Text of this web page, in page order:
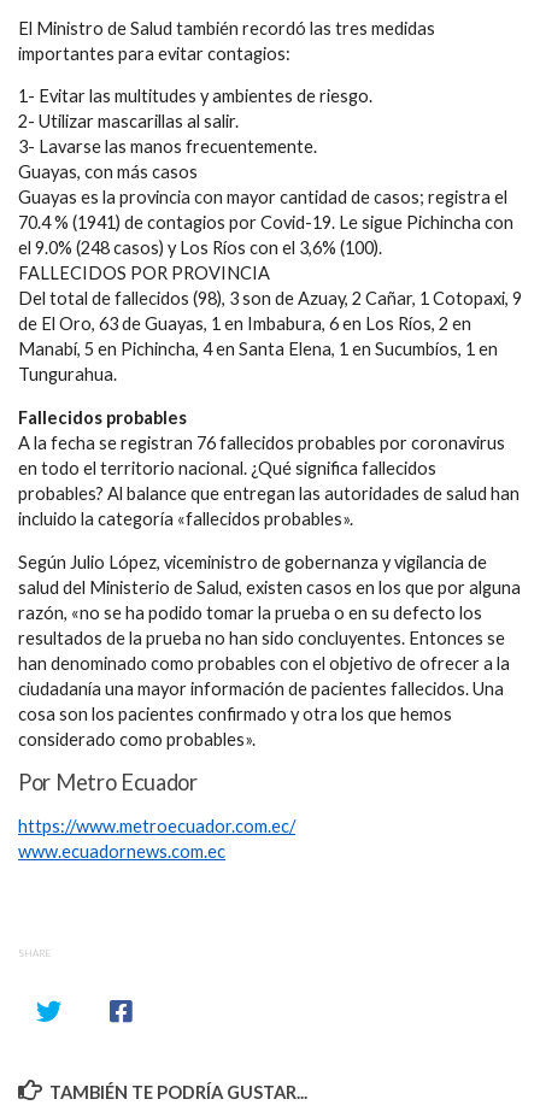
El Ministro de Salud también recordó las tres medidas
importantes para evitar contagios:
1- Evitar las multitudes y ambientes de riesgo.
2- Utilizar mascarillas al salir.
3- Lavarse las manos frecuentemente.
Guayas, con más casos
Guayas es la provincia con mayor cantidad de casos; registra el
70.4 % (1941) de contagios por Covid-19. Le sigue Pichincha con
el 9.0% (248 casos) y Los Ríos con el 3,6% (100).
FALLECIDOS POR PROVINCIA
Del total de fallecidos (98), 3 son de Azuay, 2 Cañar, 1 Cotopaxi, 9
de El Oro, 63 de Guayas, 1 en Imbabura, 6 en Los Ríos, 2 en
Manabí, 5 en Pichincha, 4 en Santa Elena, 1 en Sucumbíos, 1 en
Tungurahua.
Fallecidos probables
A la fecha se registran 76 fallecidos probables por coronavirus
en todo el territorio nacional. ¿Qué significa fallecidos
probables? Al balance que entregan las autoridades de salud han
incluido la categoría «fallecidos probables».
Según Julio López, viceministro de gobernanza y vigilancia de
salud del Ministerio de Salud, existen casos en los que por alguna
razón, «no se ha podido tomar la prueba o en su defecto los
resultados de la prueba no han sido concluyentes. Entonces se
han denominado como probables con el objetivo de ofrecer a la
ciudadanía una mayor información de pacientes fallecidos. Una
cosa son los pacientes confirmado y otra los que hemos
considerado como probables».
Por Metro Ecuador
https://www.metroecuador.com.ec/
www.ecuadornews.com.ec
SHARE
TAMBIÉN TE PODRÍA GUSTAR...